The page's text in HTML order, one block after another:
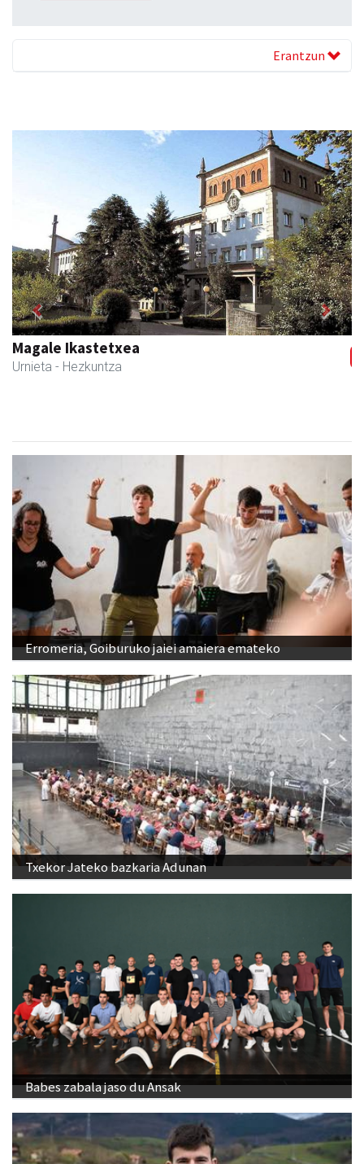
Erantzun
Magale Ikastetxea
Urnieta - Hezkuntza
Previous Next
Erromeria, Goiburuko jaiei amaiera emateko
Txekor Jateko bazkaria Adunan
Babes zabala jaso du Ansak